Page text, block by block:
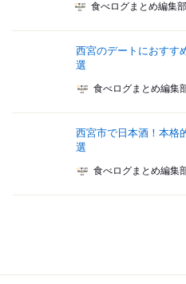
食べログまとめ編集部
西宮のデートにおすす
選
食べログまとめ編集
西宮市で日本酒！本格
選
食べログまとめ編集